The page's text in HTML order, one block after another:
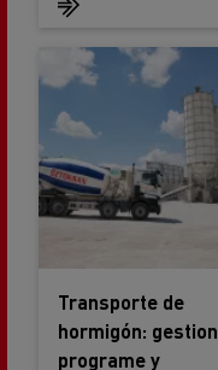
programe y
aumente la